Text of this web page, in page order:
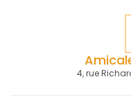
4, rue